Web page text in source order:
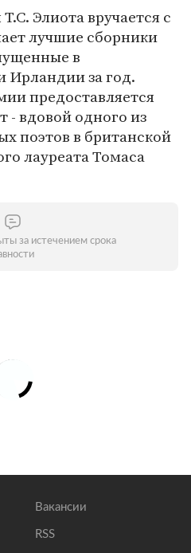
Элиота вручается с
лучшие сборники
в
Ирландии за год.
предоставляется
- вдовой одного из
поэтов в британской
лауреата Томаса
за истечением срока
Вакансии
RSS